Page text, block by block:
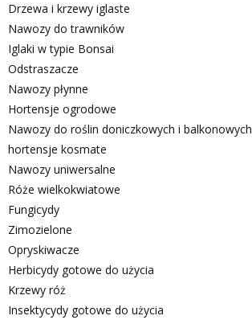
Drzewa i krzewy iglaste
Nawozy do trawników
Iglaki w typie Bonsai
Odstraszacze
Nawozy płynne
Hortensje ogrodowe
Nawozy do roślin doniczkowych i balkonowych
hortensje kosmate
Nawozy uniwersalne
Róże wielkokwiatowe
Fungicydy
Zimozielone
Opryskiwacze
Herbicydy gotowe do użycia
Krzewy róż
Insektycydy gotowe do użycia